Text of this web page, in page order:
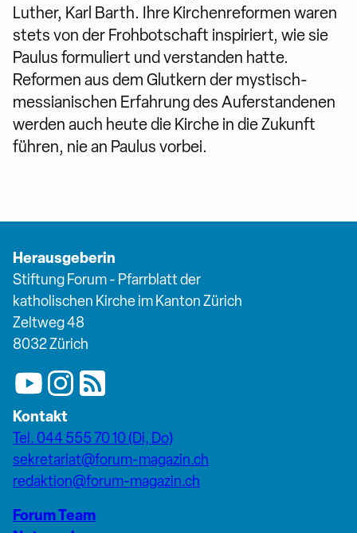
Luther, Karl Barth. Ihre Kirchenreformen waren
stets von der Frohbotschaft inspiriert, wie sie
Paulus formuliert und verstanden hatte.
Reformen aus dem Glutkern der mystisch-
messianischen Erfahrung des Auferstandenen
werden auch heute die Kirche in die Zukunft
führen, nie an Paulus vorbei.
Herausgeberin
Stiftung Forum - Pfarrblatt der
katholischen Kirche im Kanton Zürich
Zeltweg 48
8032 Zürich
Kontakt
Tel. 044 555 70 10 (Di, Do)
sekretariat@forum-magazin.ch
redaktion@forum-magazin.ch
Forum Team